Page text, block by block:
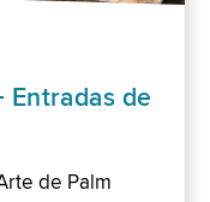
Entradas de
de Palm